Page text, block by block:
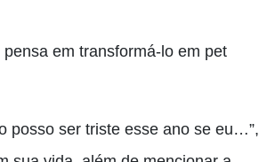
em transformá-lo em pet
posso ser triste esse ano se eu…”,